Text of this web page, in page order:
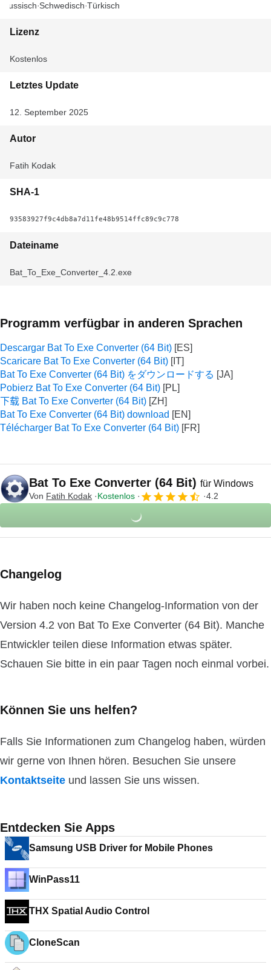
Russisch Schwedisch Türkisch
Lizenz
Kostenlos
Letztes Update
12. September 2025
Autor
Fatih Kodak
SHA-1
93583927f9c4db8a7d11fe48b9514ffc89c9c778
Dateiname
Bat_To_Exe_Converter_4.2.exe
Programm verfügbar in anderen Sprachen
Descargar Bat To Exe Converter (64 Bit)
Scaricare Bat To Exe Converter (64 Bit)
Bat To Exe Converter (64 Bit) をダウンロードする
Pobierz Bat To Exe Converter (64 Bit)
下载 Bat To Exe Converter (64 Bit)
Bat To Exe Converter (64 Bit) download
Télécharger Bat To Exe Converter (64 Bit)
Bat To Exe Converter (64 Bit) für Windows
Von Fatih Kodak Kostenlos 4.2
Changelog
Wir haben noch keine Changelog-Information von der
Version 4.2 von Bat To Exe Converter (64 Bit). Manche
Entwickler teilen diese Information etwas später.
Schauen Sie bitte in ein paar Tagen noch einmal vorbei.
Können Sie uns helfen?
Falls Sie Informationen zum Changelog haben, würden
wir gerne von Ihnen hören. Besuchen Sie unsere
Kontaktseite und lassen Sie uns wissen.
Entdecken Sie Apps
Samsung USB Driver for Mobile Phones
WinPass11
THX Spatial Audio Control
CloneScan